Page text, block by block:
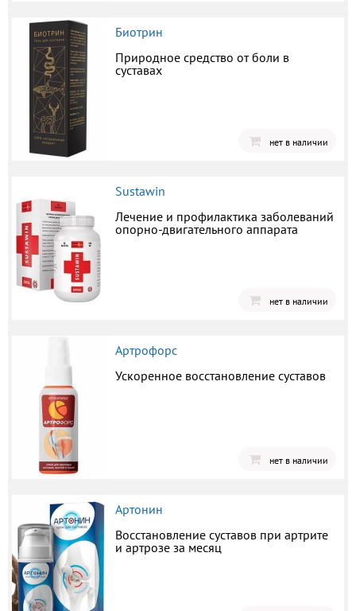
Биотрин
Природное средство от боли в
суставах
нет в наличии
Sustawin
Лечение и профилактика заболеваний
опорно-двигательного аппарата
нет в наличии
Артрофорс
Ускоренное восстановление суставов
нет в наличии
Артонин
Восстановление суставов при артрите
и артрозе за месяц